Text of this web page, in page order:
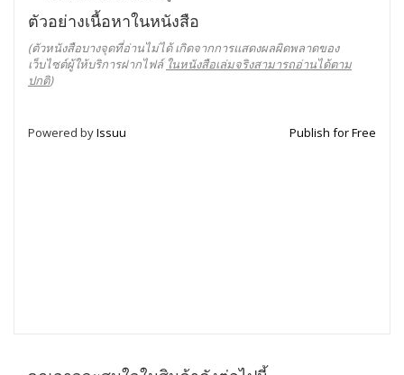
ตัวอย่างเนื้อหาในหนังสือ
(ตัวหนังสือบางจุดที่อ่านไม่ได้ เกิดจากการแสดงผลผิดพลาดของ
เว็บไซต์ผู้ให้บริการฝากไฟล์ ในหนังสือเล่มจริงสามารถอ่านได้ตาม
ปกติ)
Powered byIssuu Publish for Free